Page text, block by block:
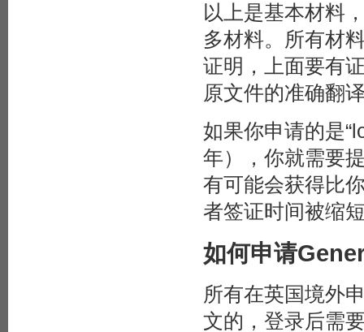
以上是基本材料
多材料。所有材
证明，上面要有
原文件的准确翻
如果你申请的是
年），你就需要
有可能会获得比
者签证时间被缩
如何申请
所有在英国境外
文的，登录后需